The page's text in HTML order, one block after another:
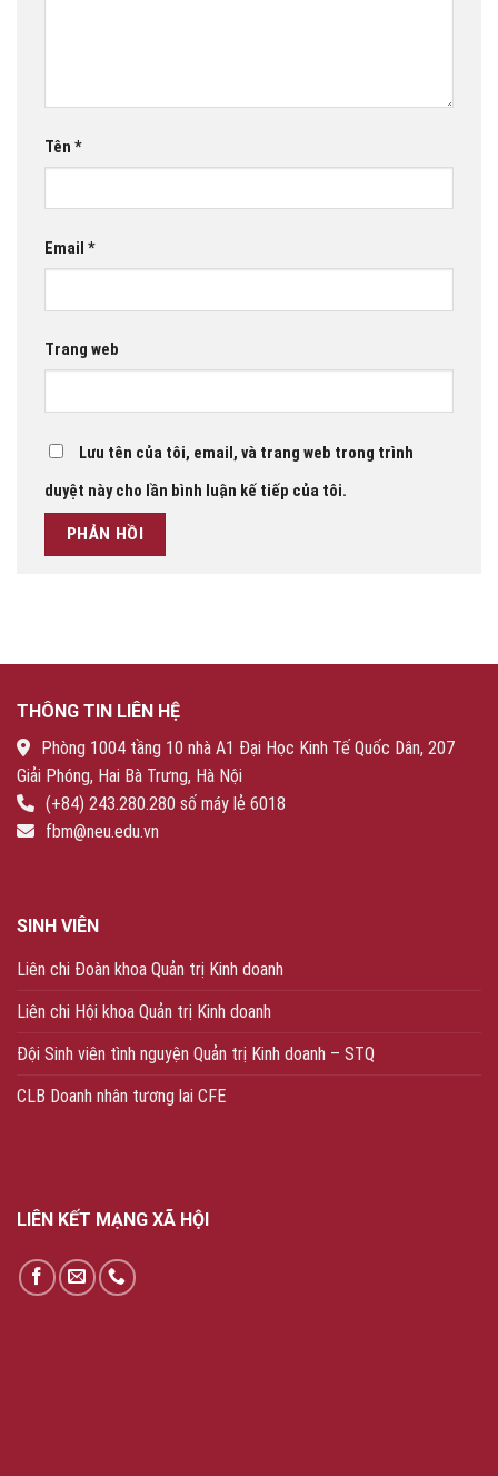
Tên *
Email *
Trang web
Lưu tên của tôi, email, và trang web trong trình
duyệt này cho lần bình luận kế tiếp của tôi.
THÔNG TIN LIÊN HỆ
Phòng 1004 tầng 10 nhà A1 Đại Học Kinh Tế Quốc Dân, 207
Giải Phóng, Hai Bà Trưng, Hà Nội
(+84) 243.280.280 số máy lẻ 6018
fbm@neu.edu.vn
SINH VIÊN
Liên chi Đoàn khoa Quản trị Kinh doanh
Liên chi Hội khoa Quản trị Kinh doanh
Đội Sinh viên tình nguyện Quản trị Kinh doanh – STQ
CLB Doanh nhân tương lai CFE
LIÊN KẾT MẠNG XÃ HỘI